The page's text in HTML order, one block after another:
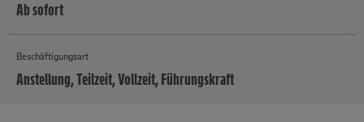
Ab sofort
Beschäftigungsart
Anstellung, Teilzeit, Vollzeit, Führungskraft